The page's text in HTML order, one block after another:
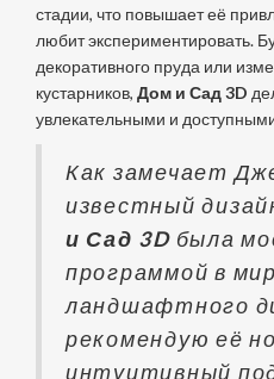
стадии, что повышает её
любит экспериментировать.
декоративного пруда или
кустарников, Дом и Сад 3D
увлекательными и
Как замечает
известный
и Сад 3Dбыла
программой в
ландшафтного
рекомендую её
интуитивный